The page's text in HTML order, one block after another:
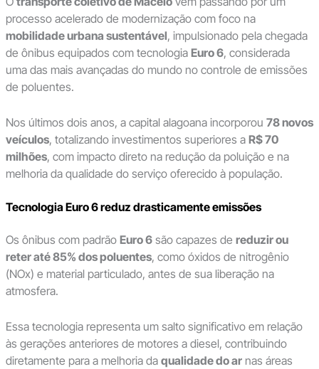
processo acelerado de modernização com foco na
mobilidade urbana sustentável, impulsionado pela chegada
de ônibus equipados com tecnologia Euro 6, considerada
uma das mais avançadas do mundo no controle de emissões
de poluentes.
Nos últimos dois anos, a capital alagoana incorporou 78 novos
veículos, totalizando investimentos superiores a R$ 70
milhões, com impacto direto na redução da poluição e na
melhoria da qualidade do serviço oferecido à população.
Tecnologia Euro 6 reduz drasticamente emissões
Os ônibus com padrão Euro 6são capazes de reduzir ou
reter até 85% dos poluentes, como óxidos de nitrogênio
(NOx) e material particulado, antes de sua liberação na
atmosfera.
Essa tecnologia representa um salto significativo em relação
às gerações anteriores de motores a diesel, contribuindo
diretamente para a melhoria da qualidade do arnas áreas